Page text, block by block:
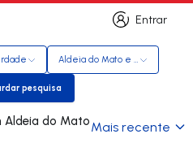
Entrar
Entrar
Aldeia do Mato e Souto
Guardar pesquisa
pesquisa
Mais recente